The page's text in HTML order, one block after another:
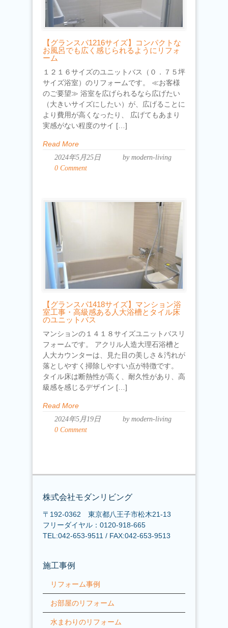
【グランスパ1216サイズ】コンパクトな
お風呂でも広く感じられるようにリフォ
ーム
１２１６サイズのユニットバス（０．７５坪
サイズ浴室）のリフォームです。 ≪お客様
のご要望≫ 浴室を広げられるなら広げたい
（大きいサイズにしたい）が、広げることに
より費用が高くなったり、 広げてもあまり
実感がない程度のサイ […]
Read More
2024年5月25日
by modern-living
0 Comment
【グランスパ1418サイズ】マンション浴
室工事・高級感ある人大浴槽とタイル床
のユニットバス
マンションの１４１８サイズユニットバスリ
フォームです。 アクリル人造大理石浴槽と
人大カウンターは、見た目の美しさ＆汚れが
落としやすく掃除しやすい点が特徴です。
タイル床は断熱性が高く、耐久性があり、高
級感を感じるデザイン […]
Read More
2024年5月19日
by modern-living
0 Comment
株式会社モダンリビング
〒192-0362 東京都八王子市松木21-13
フリーダイヤル：0120-918-665
TEL:042-653-9511 / FAX:042-653-9513
施工事例
リフォーム事例
お部屋のリフォーム
水まわりのリフォーム